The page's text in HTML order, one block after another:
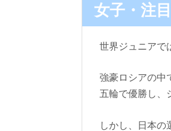
女子・注
世界ジュニアで
強豪ロシアの中
五輪で優勝し、
しかし、日本の